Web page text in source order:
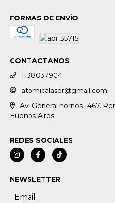
FORMAS DE ENVÍO
CONTACTANOS
1138037904
atomicalaser@gmail.com
Av. General hornos 1467.
Buenos Aires
REDES SOCIALES
NEWSLETTER